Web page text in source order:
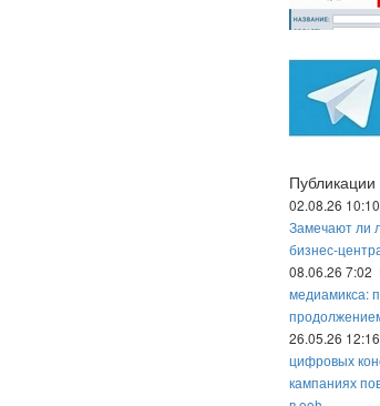
Публикации
02.08.26 10:10
Замечают ли
бизнес-
08.06.26 7:02
медиамикса:
26.05.26 12:16
цифровых
кампаниях